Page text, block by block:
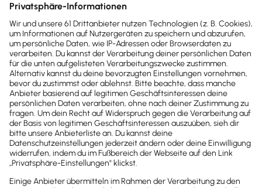
Rohstoffe werden innerhalb der Angebotsfrist
teurer.
Eine Maschine fällt aus.
Die Liste ließe sich beliebig fortsetzen.
Die tatsächlichen Kosten unterscheiden sich fast
immer von denen, die du in der Preiskalkulation
berechnet hast.
Wenn dieUnterschiede zwischen der Kalkulation
und den tatsächlichen Kosten zu groß
sind oder